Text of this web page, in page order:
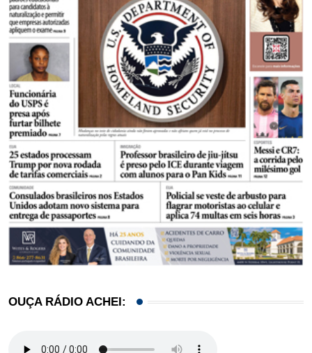
OUÇA RÁDIO ACHEI: